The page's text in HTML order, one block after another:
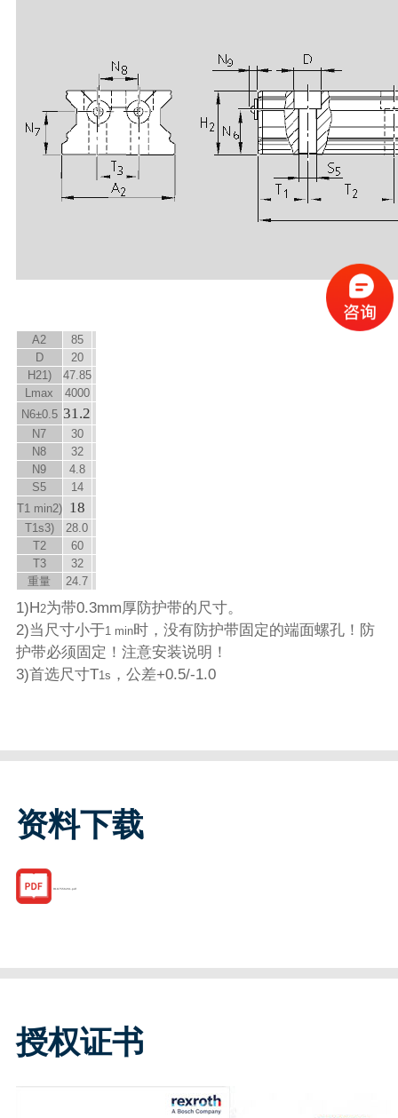
A2
85
D
20
H21)
47.85
Lmax
4000
N6±0.5 31.2
N7
30
N8
32
N9
4.8
S5
14
T1 min2) 18
T1s3)
28.0
T2
60
T3
32
重量
24.7
1)H2为带0.3mm厚防护带的尺寸。
2)当尺寸小于1 min时，没有防护带固定的端面螺孔！防
护带必须固定！注意安装说明！
3)首选尺寸T1s ，公差+0.5/-1.0
资料下载
R187556261.pdf
授权证书